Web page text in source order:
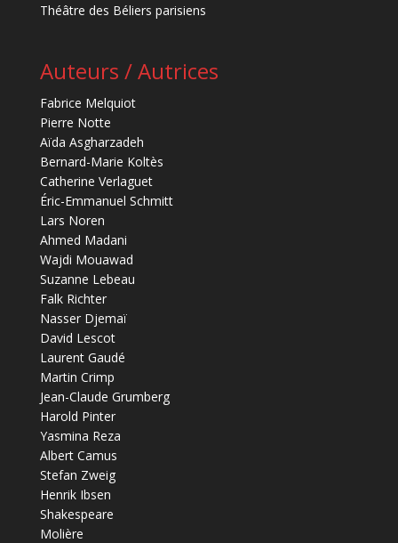
Théâtre des Béliers parisiens
Auteurs / Autrices
Fabrice Melquiot
Pierre Notte
Aïda Asgharzadeh
Bernard-Marie Koltès
Catherine Verlaguet
Éric-Emmanuel Schmitt
Lars Noren
Ahmed Madani
Wajdi Mouawad
Suzanne Lebeau
Falk Richter
Nasser Djemaï
David Lescot
Laurent Gaudé
Martin Crimp
Jean-Claude Grumberg
Harold Pinter
Yasmina Reza
Albert Camus
Stefan Zweig
Henrik Ibsen
Shakespeare
Molière